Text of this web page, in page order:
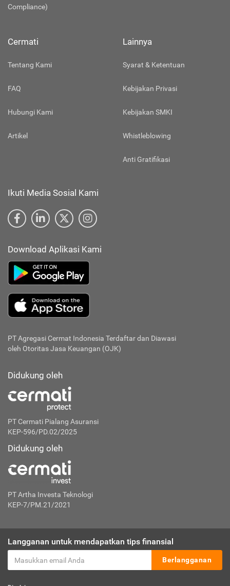
Compliance)
Cermati
Tentang Kami
FAQ
Hubungi Kami
Artikel
Lainnya
Syarat & Ketentuan
Kebijakan Privasi
Kebijakan SMKI
Whistleblowing
Anti Gratifikasi
Ikuti Media Sosial Kami
Download Aplikasi Kami
PT Agregasi Cermat Indonesia Terdaftar dan Diawasi
oleh Otoritas Jasa Keuangan (OJK)
Didukung oleh
PT Cermati Pialang Asuransi
KEP-596/PD.02/2025
Didukung oleh
PT Artha Investa Teknologi
KEP-7/PM.21/2021
Langganan untuk mendapatkan tips finansial
Berlangganan